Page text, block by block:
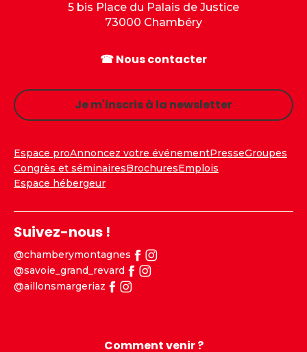
5 bis Place du Palais de Justice
73000 Chambéry
☎ Nous contacter
Je m'inscris à la newsletter
Espace proAnnoncez votre événementPresseGroupes
Congrès et séminairesBrochuresEmplois
Espace hébergeur
Suivez-nous !
@chamberymontagnes
@savoie_grand_revard
@aillonsmargeriaz
Comment venir ?